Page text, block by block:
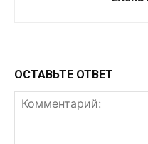
ОСТАВЬТЕ ОТВЕТ